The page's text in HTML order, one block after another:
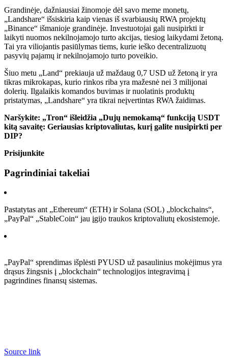
Grandinėje, dažniausiai žinomoje dėl savo meme monetų,
„Landshare“ išsiskiria kaip vienas iš svarbiausių RWA projektų
„Binance“ išmanioje grandinėje. Investuotojai gali nusipirkti ir
laikyti nuomos nekilnojamojo turto akcijas, tiesiog laikydami žetoną.
Tai yra viliojantis pasiūlymas tiems, kurie ieško decentralizuotų
pasyvių pajamų ir nekilnojamojo turto poveikio.
Šiuo metu „Land“ prekiauja už maždaug 0,7 USD už žetoną ir yra
tikras mikrokapas, kurio rinkos riba yra mažesnė nei 3 milijonai
dolerių. Ilgalaikis komandos buvimas ir nuolatinis produktų
pristatymas, „Landshare“ yra tikrai neįvertintas RWA žaidimas.
Naršykite: „Tron“ išleidžia „Dujų nemokamą“ funkciją USDT
kitą savaitę: Geriausias kriptovaliutas, kurį galite nusipirkti per
DIP?
Prisijunkite
Pagrindiniai takeliai
Pastatytas ant „Ethereum“ (ETH) ir Solana (SOL) „blockchains“,
„PayPal“ „StableCoin“ jau įgijo traukos kriptovaliutų ekosistemoje.
„PayPal“ sprendimas išplėsti PYUSD už pasaulinius mokėjimus yra
drąsus žingsnis į „blockchain“ technologijos integravimą į
pagrindines finansų sistemas.
Source link